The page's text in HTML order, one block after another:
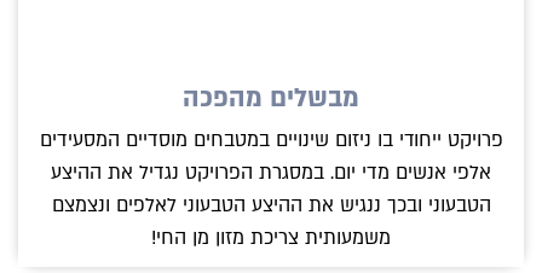
מבשלים מהפכה
פרויקט ייחודי בו ניזום שינויים במטבחים מוסדיים המסעידים
אלפי אנשים מדי יום. במסגרת הפרויקט נגדיל את ההיצע
הטבעוני ובכך ננגיש את ההיצע הטבעוני לאלפים ונצמצם
משמעותית צריכת מזון מן החי!